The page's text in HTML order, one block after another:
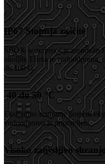
IP67 Stopnja zaščite
SBOX waterproof je zasnovan
okoljih. Enota je vodoodporna,
do 100 G.
-40 do 50 °C
Ekstremno testiranje pomeni
vodoodporen je pripravljen.
Visoko zanesljivo